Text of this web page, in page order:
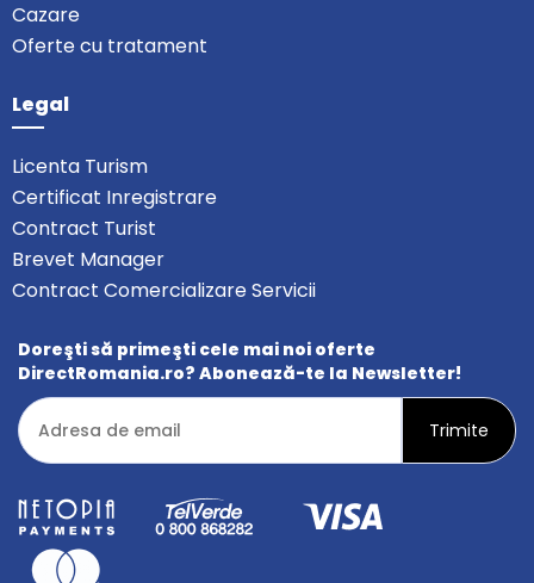
Cazare
Oferte cu tratament
Legal
Licenta Turism
Certificat Inregistrare
Contract Turist
Brevet Manager
Contract Comercializare Servicii
Doreşti să primeşti cele mai noi oferte
DirectRomania.ro? Abonează-te la Newsletter!